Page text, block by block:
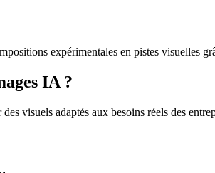
expérimentales en pistes visuelles
IA ?
visuels adaptés aux besoins réels des